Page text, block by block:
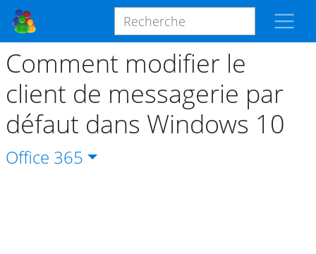
Comment modifier le
client de messagerie par
défaut dans Windows 10
Office 365